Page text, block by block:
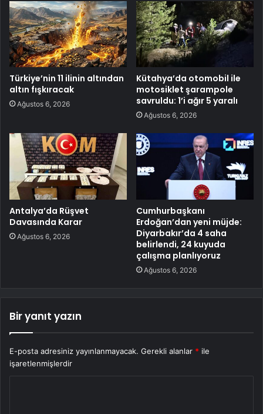
Türkiye’nin 11 ilinin altından
altın fışkıracak
Ağustos 6, 2026
Kütahya’da otomobil ile
motosiklet şarampole
savruldu: 1’i ağır 5 yaralı
Ağustos 6, 2026
Antalya’da Rüşvet
Davasında Karar
Ağustos 6, 2026
Cumhurbaşkanı
Erdoğan’dan yeni müjde:
Diyarbakır’da 4 saha
belirlendi, 24 kuyuda
çalışma planlıyoruz
Ağustos 6, 2026
Bir yanıt yazın
E-posta adresiniz yayınlanmayacak. Gerekli alanlar * ile
işaretlenmişlerdir